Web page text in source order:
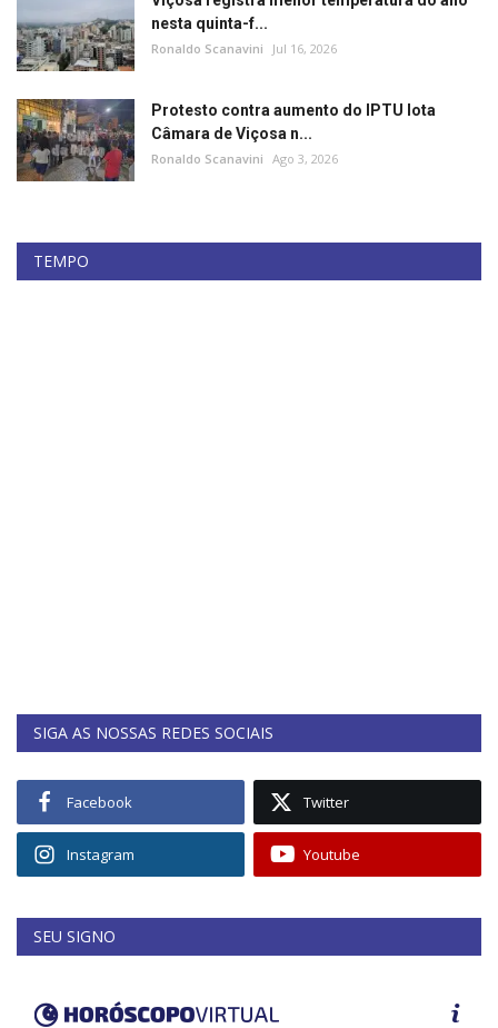
nesta quinta-f...
Ronaldo Scanavini Jul 16, 2026
Protesto contra aumento do IPTU lota
Câmara de Viçosa n...
Ronaldo Scanavini Ago 3, 2026
TEMPO
SIGA AS NOSSAS REDES SOCIAIS
Facebook Twitter
Instagram Youtube
SEU SIGNO